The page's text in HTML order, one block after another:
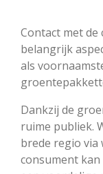
Contact met de
belangrijk
als
Dankzij de
ruime publiek.
brede regio via
consument